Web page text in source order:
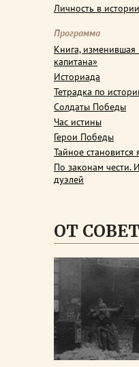
Личность в истории
Программа
Книга, изменившая
капитана»
Историада
Тетрадка по
Солдаты Победы
Час истины
Герои Победы
Тайное становится
По законам чести.
дуэлей
ОТ